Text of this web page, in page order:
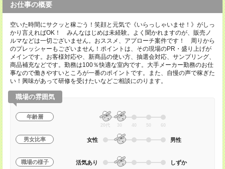
お仕事の概要
空いた時間にサクッと稼ごう！笑顔と元気で《いらっしゃいませ！》がしっ
かり言えればOK！ みんなはじめは未経験。よく聞かれますのが、販売ノ
ルマなどは一切ございません。おススメ、アプローチ案件です！ 周りから
のプレッシャーもございません！ポイントは、その現場のPR・盛り上げが
メインです。お客様対応や、新商品の使い方、抽選会対応、サンプリング、
商品補充などです。勤務は100％快適な室内です。大手メーカー勤務のお仕
事なので働きやすいところが一番のポイントです。また、自慢の声で稼ぎた
い！興味があって研修を受けたいなどご相談にのります。
職場の雰囲気
年齢層
20代 30 40 50 60
男女比率 女性 男性
職場の様子 活気あり しずか